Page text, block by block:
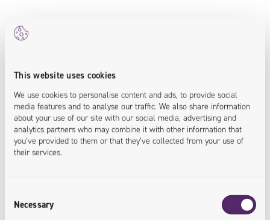
This website uses cookies
We use cookies to personalise content and ads, to provide social
media features and to analyse our traffic. We also share information
about your use of our site with our social media, advertising and
analytics partners who may combine it with other information that
you’ve provided to them or that they’ve collected from your use of
their services.
Selection
Necessary